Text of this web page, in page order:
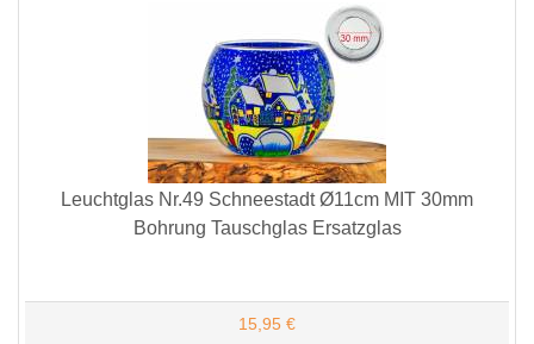
Leuchtglas Nr.49 Schneestadt Ø11cm MIT 30mm
Bohrung Tauschglas Ersatzglas
15,95 €